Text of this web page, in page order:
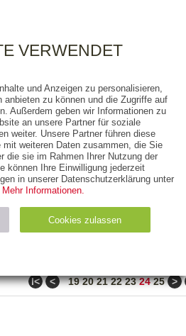
Bestseller
ǀ< < 19 20 21 22 23 24 25 >
VERWENDET
und Anzeigen zu personalisieren,
anbieten zu können und die Zugriffe auf
Außerdem geben wir Informationen zu
an unsere Partner für soziale
weiter. Unsere Partner führen diese
mit weiteren Daten zusammen, die Sie
die sie im Rahmen Ihrer Nutzung der
können Ihre Einwilligung jederzeit
in unserer Datenschutzerklärung unter
Mehr Informationen.
Cookies zulassen